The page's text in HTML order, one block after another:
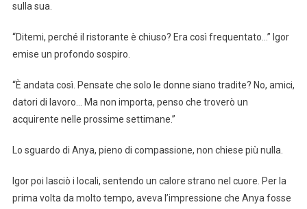
sulla sua.
“Ditemi, perché il ristorante è chiuso? Era così frequentato…” Igor
emise un profondo sospiro.
“È andata così. Pensate che solo le donne siano tradite? No, amici,
datori di lavoro… Ma non importa, penso che troverò un
acquirente nelle prossime settimane.”
Lo sguardo di Anya, pieno di compassione, non chiese più nulla.
Igor poi lasciò i locali, sentendo un calore strano nel cuore. Per la
prima volta da molto tempo, aveva l’impressione che Anya fosse